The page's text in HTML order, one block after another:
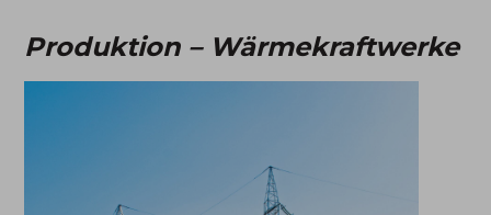
Produktion – Wärmekraftwerke